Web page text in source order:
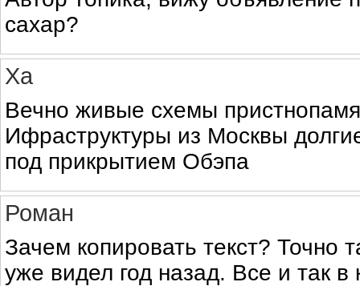
сахар?
Ха
Вечно живые схемы
Ифраструктуры из Москвы
под прикрытием Обэпа
Роман
Зачем копировать текст? Точно
уже видел год назад. Все и так в